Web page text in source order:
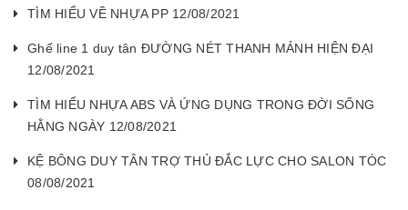
TÌM HIỂU VỀ NHỰA PP 12/08/2021
Ghế line 1 duy tân ĐƯỜNG NÉT THANH MẢNH HIỆN ĐẠI
12/08/2021
TÌM HIỂU NHỰA ABS VÀ ỨNG DỤNG TRONG ĐỜI SỐNG
HẰNG NGÀY 12/08/2021
KỆ BÔNG DUY TÂN TRỢ THỦ ĐẮC LỰC CHO SALON TÓC
08/08/2021